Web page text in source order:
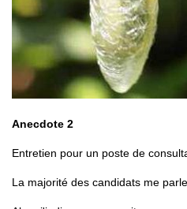
Anecdote 2
Entretien pour un poste de
La majorité des candidats me